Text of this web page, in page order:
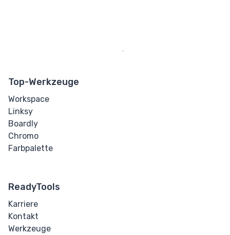
Top-Werkzeuge
Workspace
Linksy
Boardly
Chromo
Farbpalette
ReadyTools
Karriere
Kontakt
Werkzeuge